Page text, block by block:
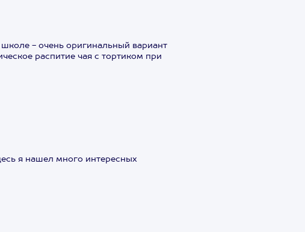
- очень оригинальный вариант
распитие чая с тортиком при
я нашел много интересных